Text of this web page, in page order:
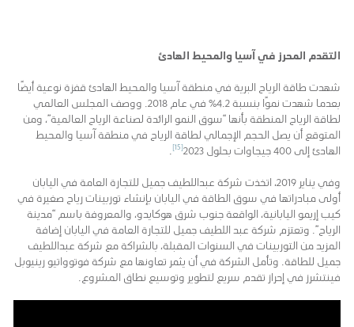
التقدم المحرز في آسيا والمحيط الهادئ
شهدت طاقة الرياح البرية في منطقة آسيا والمحيط الهادئ قفزة نوعية أيضًا
بعدما شهدت نموًا بنسبة 4.2% في عام 2018. ووصف المجلس العالمي
لطاقة الرياح المنطقة بأنها “سوق النمو الرائدة لصناعة الرياح العالمية”، ومن
المتوقع أن يصل الحجم الإجمالي لطاقة الرياح في منطقة آسيا والمحيط
الهادئ إلى 400 جيجاوات بحلول 2023
[15]
وفي يناير 2019، اتخذت شركة عبداللطيف جميل للتجارة العامة في اليابان
أولى مبادراتها في سوق الطاقة في اليابان بإنشاء توربينات رياح صغيرة في
كيب إريمو اليابانية، الواقعة جنوب شرق هوكايدو، والمعروفة باسم “مدينة
الرياح”. وتعتزم شركة عبد اللطيف جميل للتجارة العامة في اليابان إضافة
المزيد من التوربينات في السنوات المقبلة، بالشراكة مع شركة عبداللطيف
جميل للطاقة. وتأمل الشركة في أن يثمر تعاونها مع شركة فوتوواتيو رينيوبل
فينتشرز في إحراز تقدم سريع لتطوير وتوسيع نطاق المشروع.